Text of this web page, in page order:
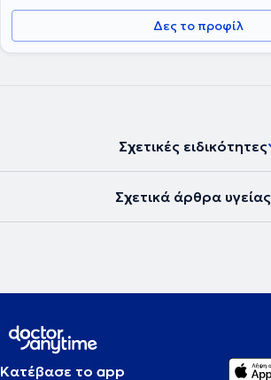
Δες το προφίλ
Σχετικές ειδικότητες
Σχετικά άρθρα υγείας
Κατέβασε το app